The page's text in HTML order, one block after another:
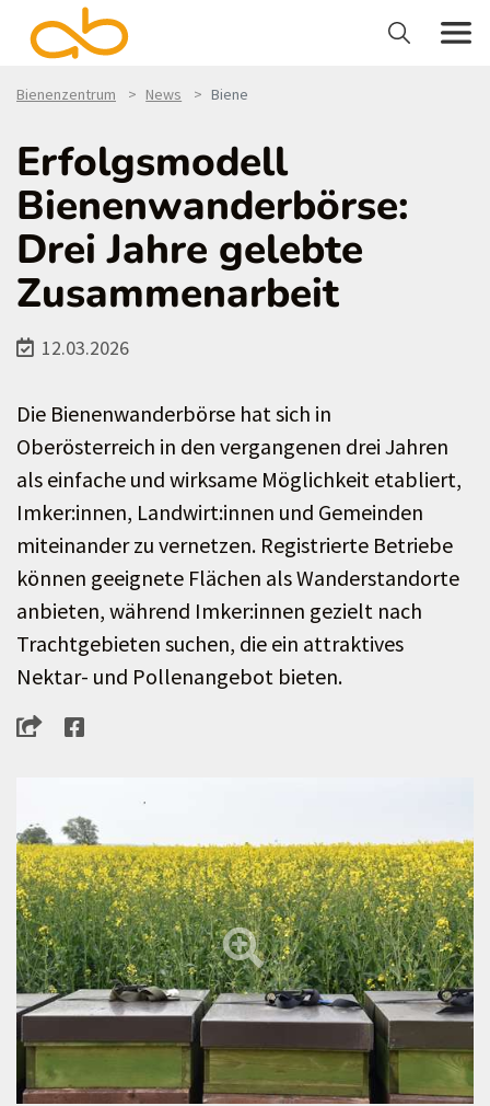
Bienenzentrum News Biene
Erfolgsmodell
Bienenwanderbörse:
Drei Jahre gelebte
Zusammenarbeit
12.03.2026
Die Bienenwanderbörse hat sich in
Oberösterreich in den vergangenen drei Jahren
als einfache und wirksame Möglichkeit etabliert,
Imker:innen, Landwirt:innen und Gemeinden
miteinander zu vernetzen. Registrierte Betriebe
können geeignete Flächen als Wanderstandorte
anbieten, während Imker:innen gezielt nach
Trachtgebieten suchen, die ein attraktives
Nektar- und Pollenangebot bieten.